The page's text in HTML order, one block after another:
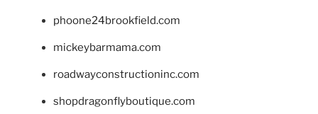
phoone24brookfield.com
mickeybarmama.com
roadwayconstructioninc.com
shopdragonflyboutique.com